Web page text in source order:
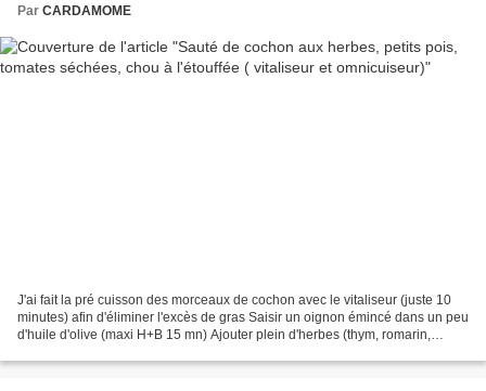
Par CARDAMOME
J'ai fait la pré cuisson des morceaux de cochon avec le vitaliseur (juste 10
minutes) afin d'éliminer l'excès de gras Saisir un oignon émincé dans un peu
d'huile d'olive (maxi H+B 15 mn) Ajouter plein d'herbes (thym, romarin,